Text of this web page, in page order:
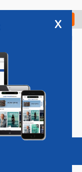
Check in
Vacatures
x